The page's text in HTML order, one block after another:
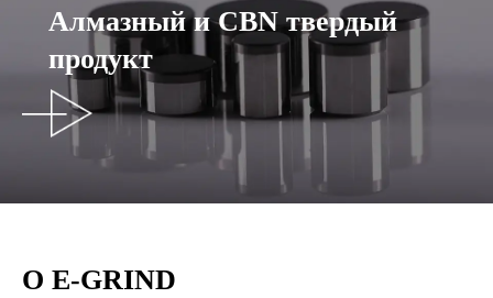
Алмазный и CBN твердый
продукт
О E-GRIND